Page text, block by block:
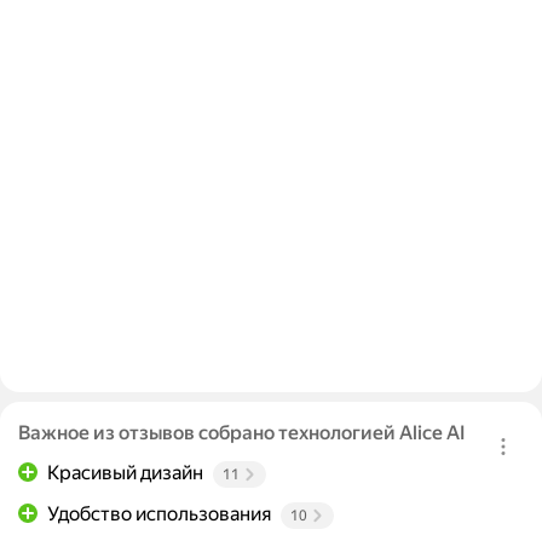
Важное из отзывов собрано технологией Alice AI
Красивый дизайн
11
Удобство использования 10